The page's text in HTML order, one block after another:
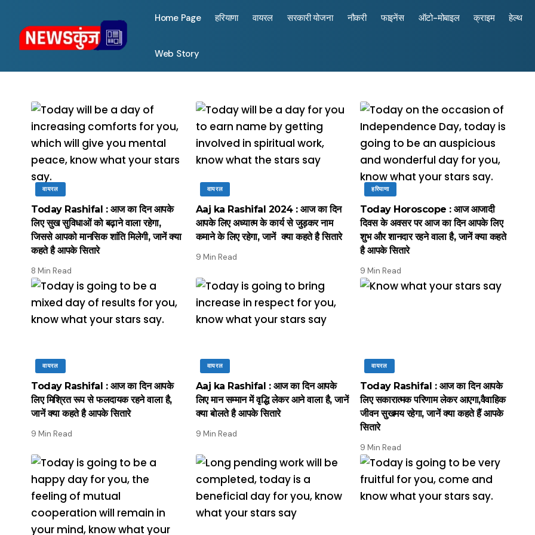
Home Page हरियाणा वायरल सरकारी योजना नौकरी फाइनेंस ऑटो-मोबाइल क्राइम हेल्थ
Web Story
वायरल
Today Rashifal : आज का दिन आपके
लिए सुख सुविधाओं को बढ़ाने वाला रहेगा,
जिससे आपको मानसिक शांति मिलेगी, जानें क्या
कहते है आपके सितारे
8 Min Read
वायरल
Aaj ka Rashifal 2024 : आज का दिन
आपके लिए अध्यात्म के कार्य से जुड़कर नाम
कमाने के लिए रहेगा, जानें क्या कहते है सितारे
9 Min Read
हरियाणा
Today Horoscope : आज आजादी
दिवस के अवसर पर आज का दिन आपके लिए
शुभ और शानदार रहने वाला है, जानें क्या कहते
है आपके सितारे
9 Min Read
वायरल
Today Rashifal : आज का दिन आपके
लिए मिश्रित रूप से फलदायक रहने वाला है,
जानें क्या कहते है आपके सितारे
9 Min Read
वायरल
Aaj ka Rashifal : आज का दिन आपके
लिए मान सम्मान में वृद्धि लेकर आने वाला है, जानें
क्या बाेलते है आपके सितारे
9 Min Read
वायरल
Today Rashifal : आज का दिन आपके
लिए सकारात्मक परिणाम लेकर आएगा,वैवाहिक
जीवन सुखमय रहेगा, जानें क्या कहते हैं आपके
सितारे
9 Min Read